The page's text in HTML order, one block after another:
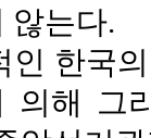
않는다.
인 한국
의해 그